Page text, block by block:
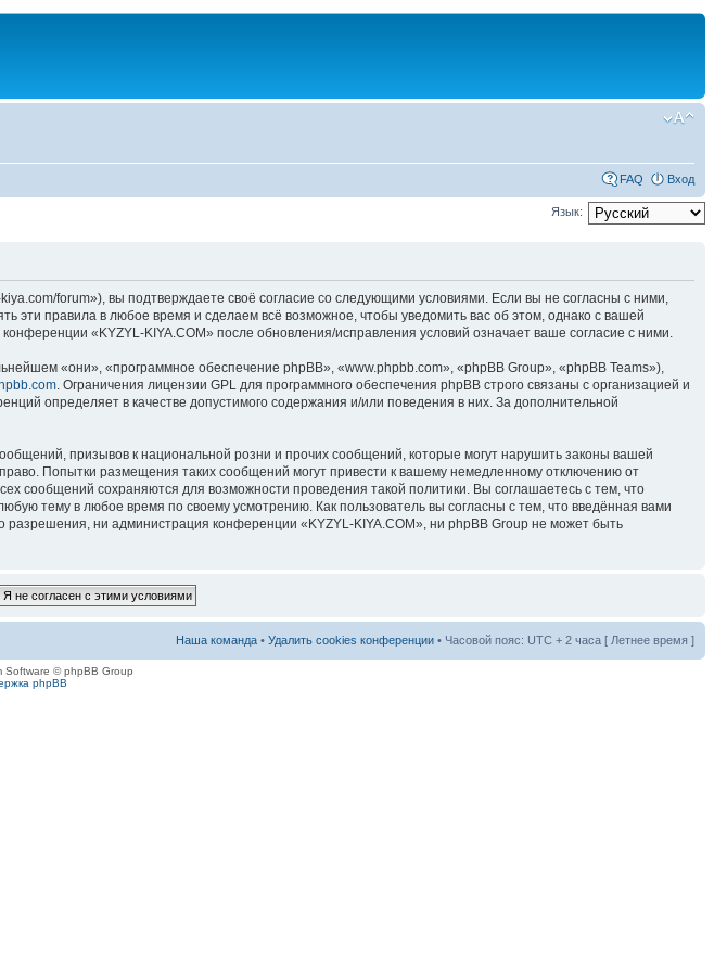
FAQ Вход
Язык:
forum»), вы подтверждаете своё согласие со следующими условиями. Если вы не согласны с ними,
эти правила в любое время и сделаем всё возможное, чтобы уведомить вас об этом, однако с вашей
«KYZYL-KIYA.COM» после обновления/исправления условий означает ваше согласие с ними.
«они», «программное обеспечение phpBB», «www.phpbb.com», «phpBB Group», «phpBB Teams»),
. Ограничения лицензии GPL для программного обеспечения phpBB строго связаны с организацией и
определяет в качестве допустимого содержания и/или поведения в них. За дополнительной
призывов к национальной розни и прочих сообщений, которые могут нарушить законы вашей
Попытки размещения таких сообщений могут привести к вашему немедленному отключению от
сообщений сохраняются для возможности проведения такой политики. Вы соглашаетесь с тем, что
тему в любое время по своему усмотрению. Как пользователь вы согласны с тем, что введённая вами
ни администрация конференции «KYZYL-KIYA.COM», ни phpBB Group не может быть
Наша команда • Удалить cookies конференции • Часовой пояс: UTC + 2 часа [ Летнее время ]
Software © phpBB Group
phpBB